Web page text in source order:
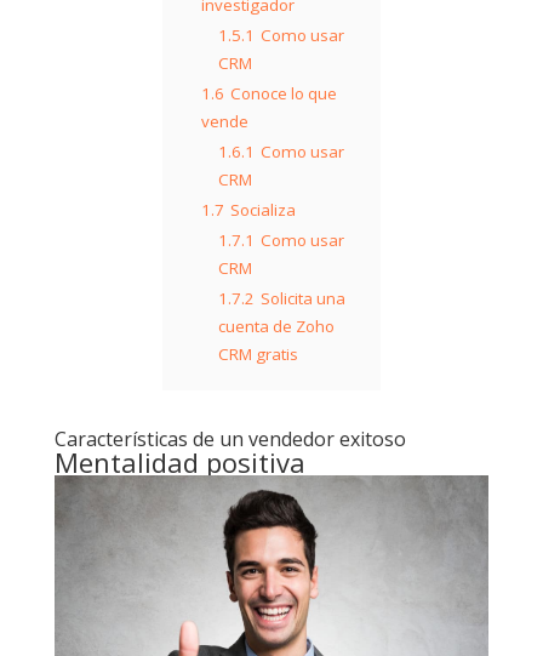
investigador
1.5.1 Como usar
CRM
1.6 Conoce lo que
vende
1.6.1 Como usar
CRM
1.7 Socializa
1.7.1 Como usar
CRM
1.7.2 Solicita una
cuenta de Zoho
CRM gratis
Características de un vendedor exitoso
Mentalidad positiva